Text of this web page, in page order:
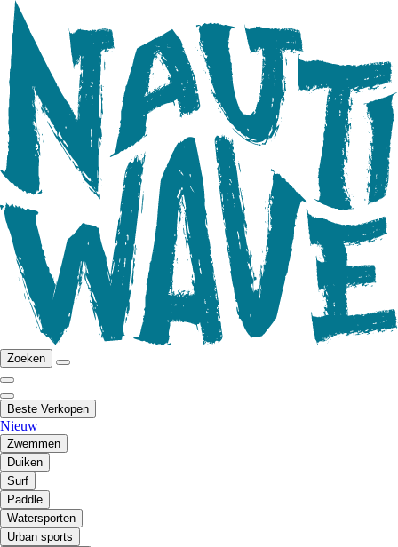
Zoeken
Beste Verkopen
Nieuw
Zwemmen
Duiken
Surf
Paddle
Watersporten
Urban sports